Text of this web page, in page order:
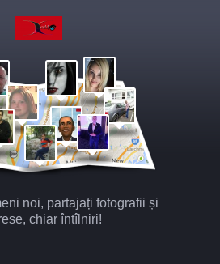
noi, partajați fotografii și
chiar întîlniri!